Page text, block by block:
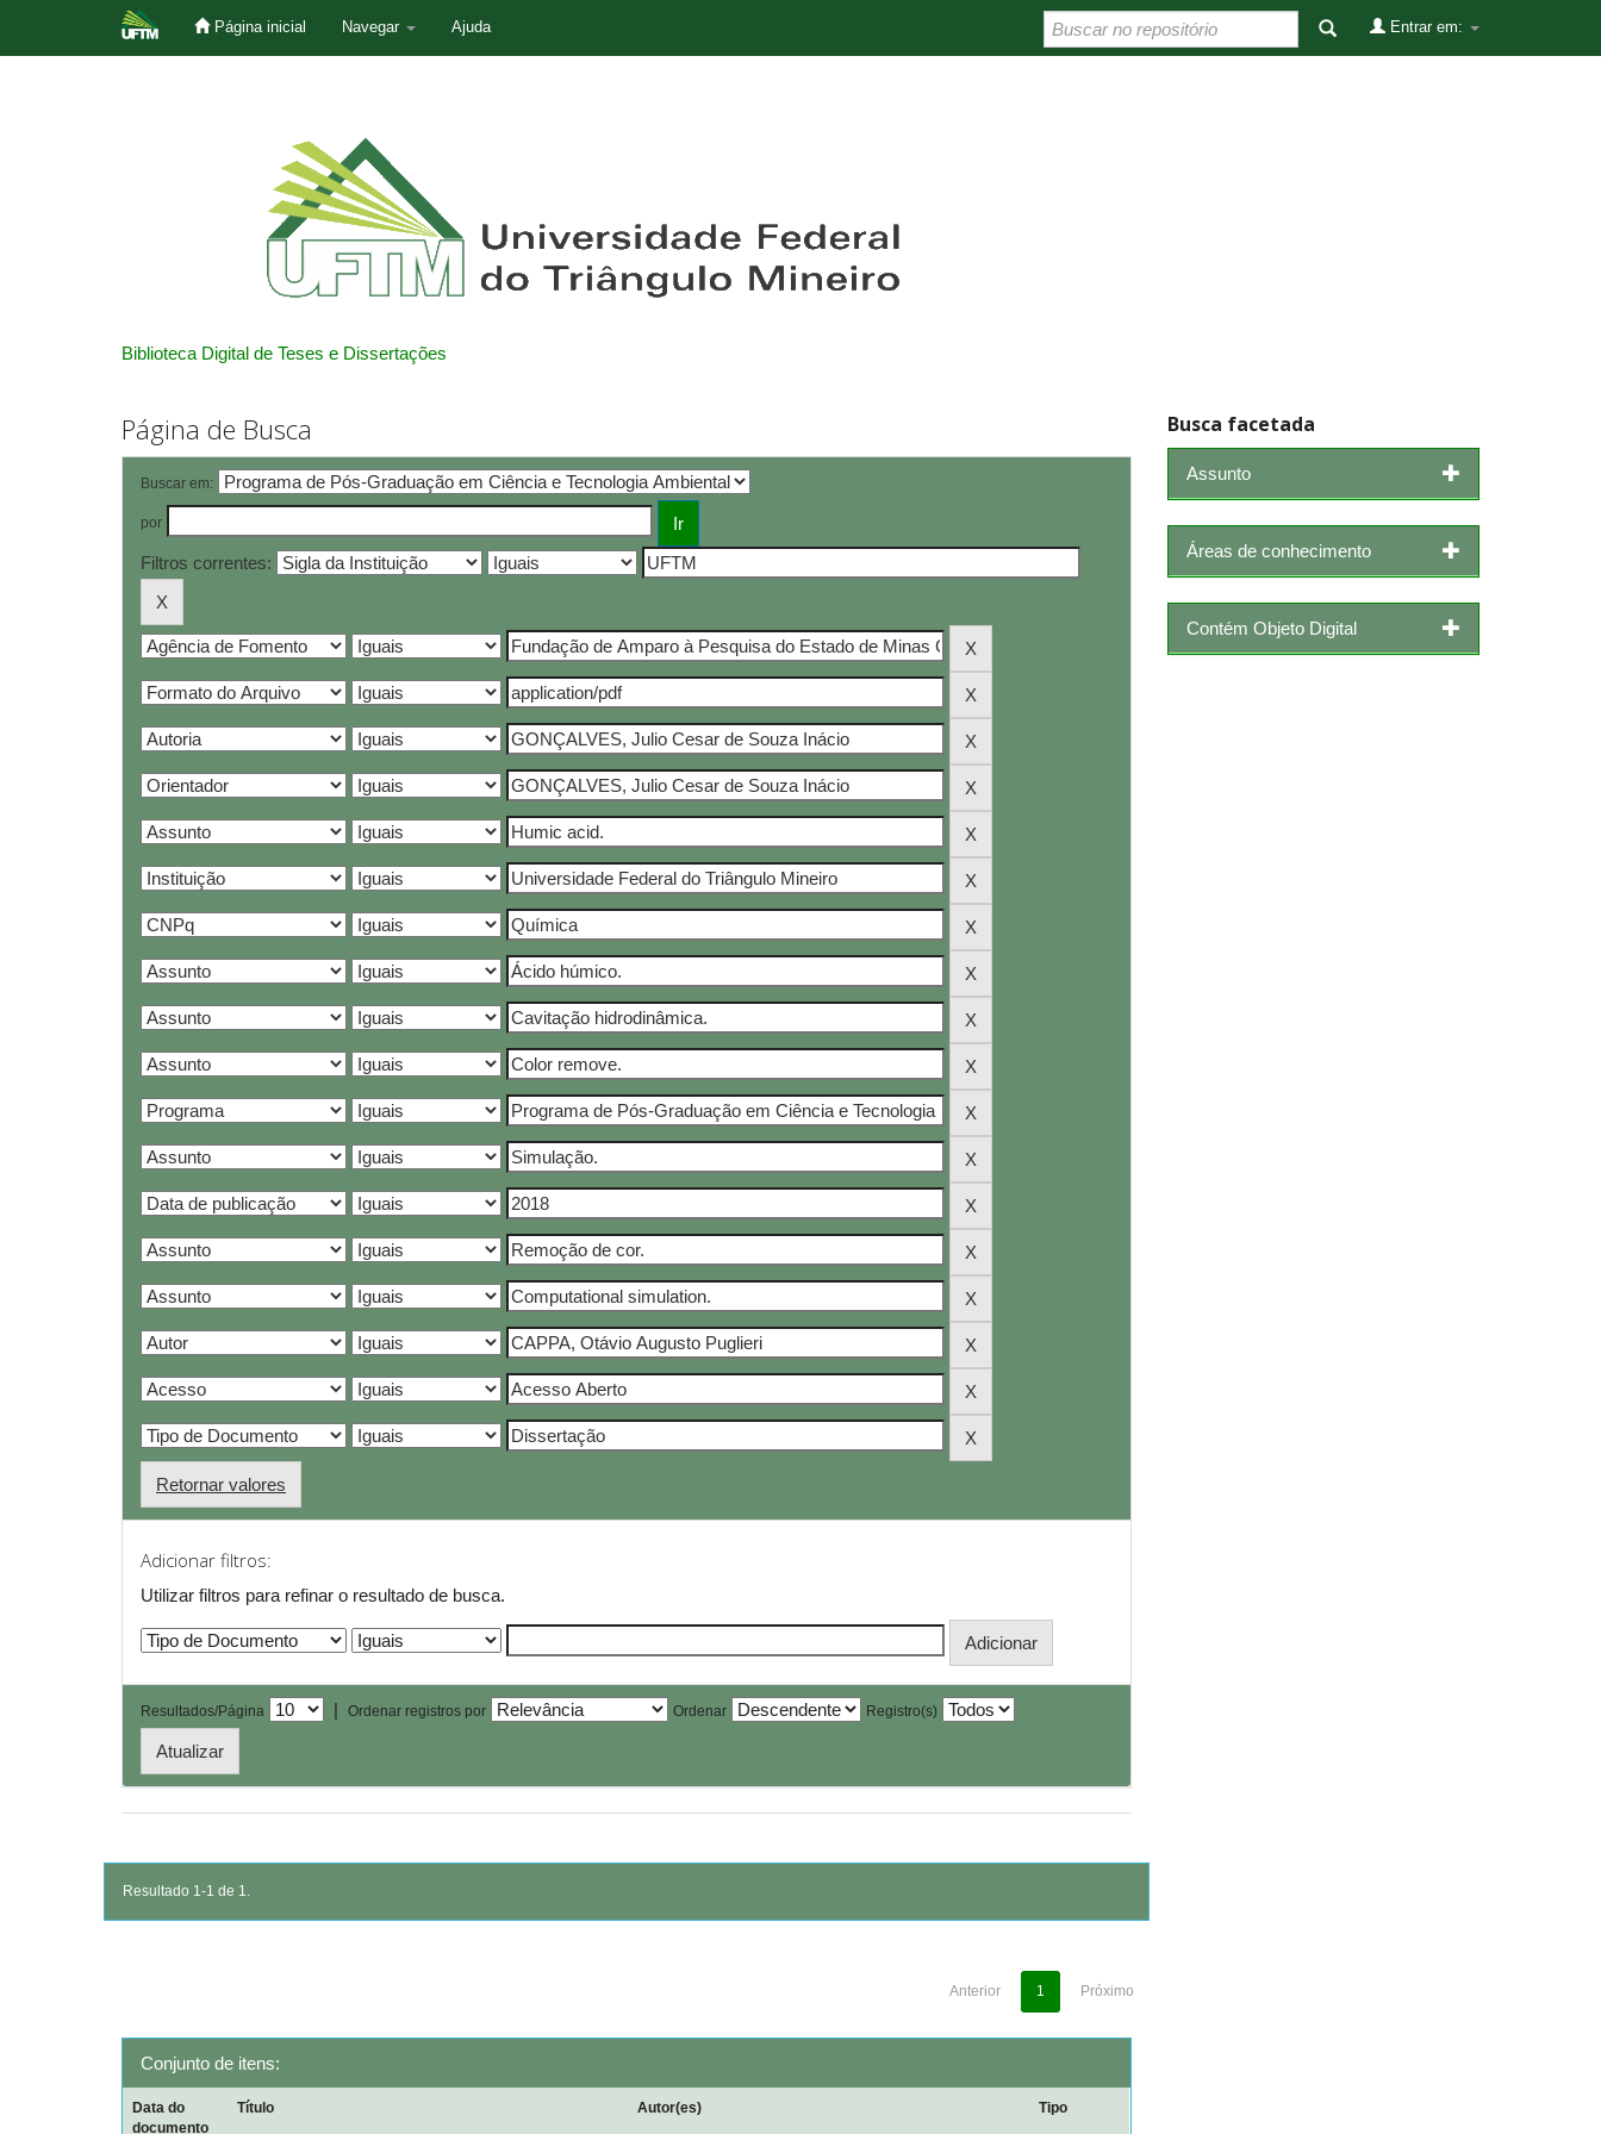
Página inicial Navegar Ajuda Entrar em:
Biblioteca Digital de Teses e Dissertações
Página de Busca
Buscar em:
por
Filtros correntes:
Retornar valores
Adicionar filtros:
Utilizar filtros para refinar o resultado de busca.
Resultados/Página | Ordenar registros por Ordenar Registro(s)
Resultado 1-1 de 1.
Anterior 1 Próximo
Conjunto de itens:
Data do
documento
Título Autor(es) Tipo
Busca facetada
Assunto
Áreas de conhecimento
Contém Objeto Digital